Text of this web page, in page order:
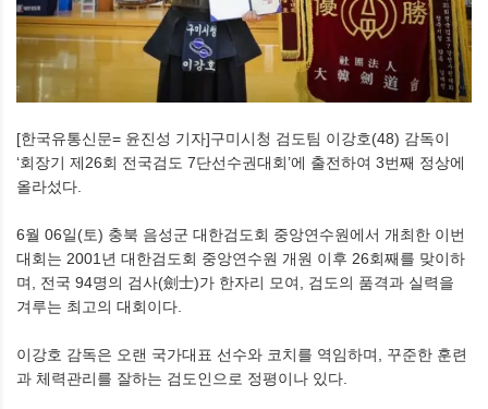
[한국유통신문= 윤진성 기자]구미시청 검도팀 이강호(48) 감독이
‘회장기 제26회 전국검도 7단선수권대회’에 출전하여 3번째 정상에
올라섰다.
6월 06일(토) 충북 음성군 대한검도회 중앙연수원에서 개최한 이번
대회는 2001년 대한검도회 중앙연수원 개원 이후 26회째를 맞이하
며, 전국 94명의 검사(劍士)가 한자리 모여, 검도의 품격과 실력을
겨루는 최고의 대회이다.
이강호 감독은 오랜 국가대표 선수와 코치를 역임하며, 꾸준한 훈련
과 체력관리를 잘하는 검도인으로 정평이나 있다.